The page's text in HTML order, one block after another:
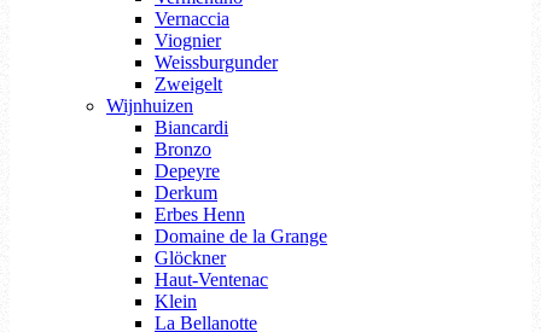
Vernaccia
Viognier
Weissburgunder
Zweigelt
Wijnhuizen
Biancardi
Bronzo
Depeyre
Derkum
Erbes Henn
Domaine de la Grange
Glöckner
Haut-Ventenac
Klein
La Bellanotte